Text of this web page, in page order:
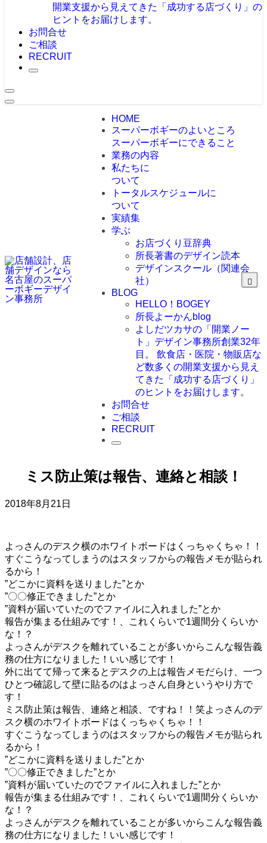
開業支援から見えてきた「成功する店づくり」の
ヒントをお届けします。
お問合せ
ご相談
RECRUIT
HOME
スーパーボギーのよいところ
スーパーボギーにできること
業務の内容
私たちに
ついて
トータルスケジュールに
ついて
実績集
学ぶ
お店づくり豆辞典
所長著書のデザイン読本
デザインスクール（関連会
社）
BLOG
HELLO！BOGEY
所長よーかんblog
よしだツカサの「開業ノー
ト」 デザイン事務所創業32年
目。 飲食店・医院・物販店な
ど数多くの開業支援から見え
てきた「成功する店づくり」
のヒントをお届けします。
お問合せ
ご相談
RECRUIT
ミス防止策は報告、連絡と相談！
2018年8月21日
よっさんのデスク横のホワイトボードはくっちゃくちゃ！！
すぐこうなってしまうのはスタッフからの報告メモが貼られ
るから！
”どこかに資料を送りました”とか
”〇〇修正できました”とか
”資料が届いていたのでファイルに入れました”とか
報告が集まる仕組みです！、これくらいで1週間分くらいか
な！？
よっさんがデスクを離れていることが多いからこんな報告義
務の仕方になりました！いい感じです！
外に出てて帰って来るとデスクの上は報告メモだらけ、一つ
ひとつ確認して壁に貼るのはよっさん自身というやり方で
す！
ミス防止策は報告、連絡と相談、ですね！！笑よっさんのデ
スク横のホワイトボードはくっちゃくちゃ！！
すぐこうなってしまうのはスタッフからの報告メモが貼られ
るから！
”どこかに資料を送りました”とか
”〇〇修正できました”とか
”資料が届いていたのでファイルに入れました”とか
報告が集まる仕組みです！、これくらいで1週間分くらいか
な！？
よっさんがデスクを離れていることが多いからこんな報告義
務の仕方になりました！いい感じです！